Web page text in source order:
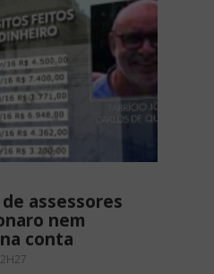
assessores
nem
conta